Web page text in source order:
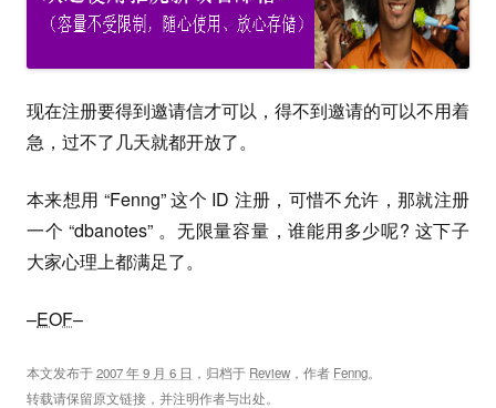
现在注册要得到邀请信才可以，得不到邀请的可以不用着
急，过不了几天就都开放了。
本来想用 “Fenng” 这个 ID 注册，可惜不允许，那就注册
一个 “dbanotes” 。无限量容量，谁能用多少呢? 这下子
大家心理上都满足了。
–EOF–
本文发布于2007 年 9 月 6 日 ，归档于 Review ，作者 Fenng。
转载请保留原文链接，并注明作者与出处。